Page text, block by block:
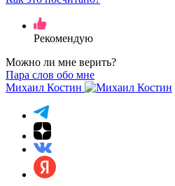
Рекомендую
Можно ли мне верить?
Пара слов обо мне
Михаил Костин